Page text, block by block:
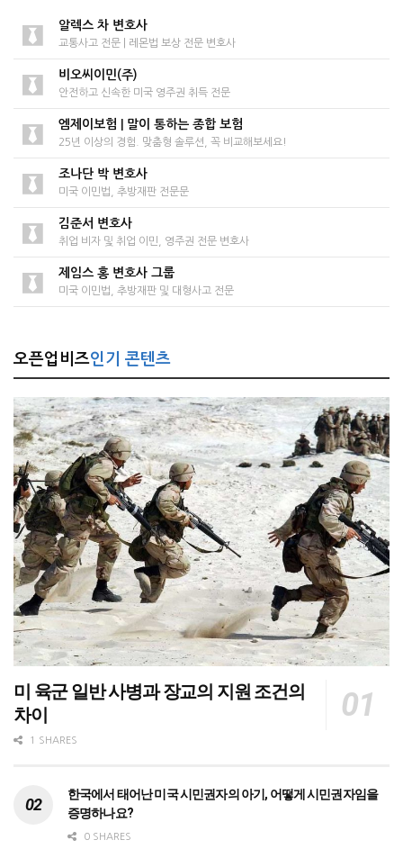
알렉스 차 변호사
교통사고 전문 | 레몬법 보상 전문 변호사
비오씨이민(주)
안전하고 신속한 미국 영주권 취득 전문
엠제이보험 | 말이 통하는 종합 보험
25년 이상의 경험. 맞춤형 솔루션, 꼭 비교해보세요!
조나단 박 변호사
미국 이민법, 추방재판 전문문
김준서 변호사
취업 비자 및 취업 이민, 영주권 전문 변호사
제임스 홍 변호사 그룹
미국 이민법, 추방재판 및 대형사고 전문
오픈업비즈인기 콘텐츠
미 육군 일반 사병과 장교의 지원 조건의
차이
1 SHARES
한국에서 태어난 미국 시민권자의 아기, 어떻게 시민권자임을
증명하나요?
0 SHARES